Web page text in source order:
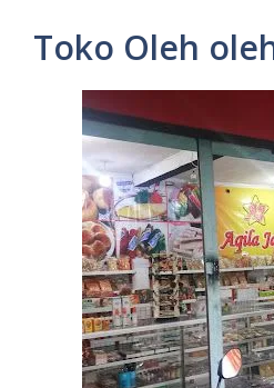
Toko Oleh